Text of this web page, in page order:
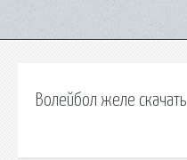
Волейбол желе скачать